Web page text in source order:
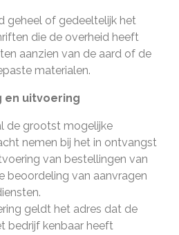
geheel of gedeeltelijk het
die de overheid heeft
aanzien van de aard of de
materialen.
en uitvoering
de grootst mogelijke
nemen bij het in ontvangst
van bestellingen van
beoordeling van aanvragen
geldt het adres dat de
bedrijf kenbaar heeft